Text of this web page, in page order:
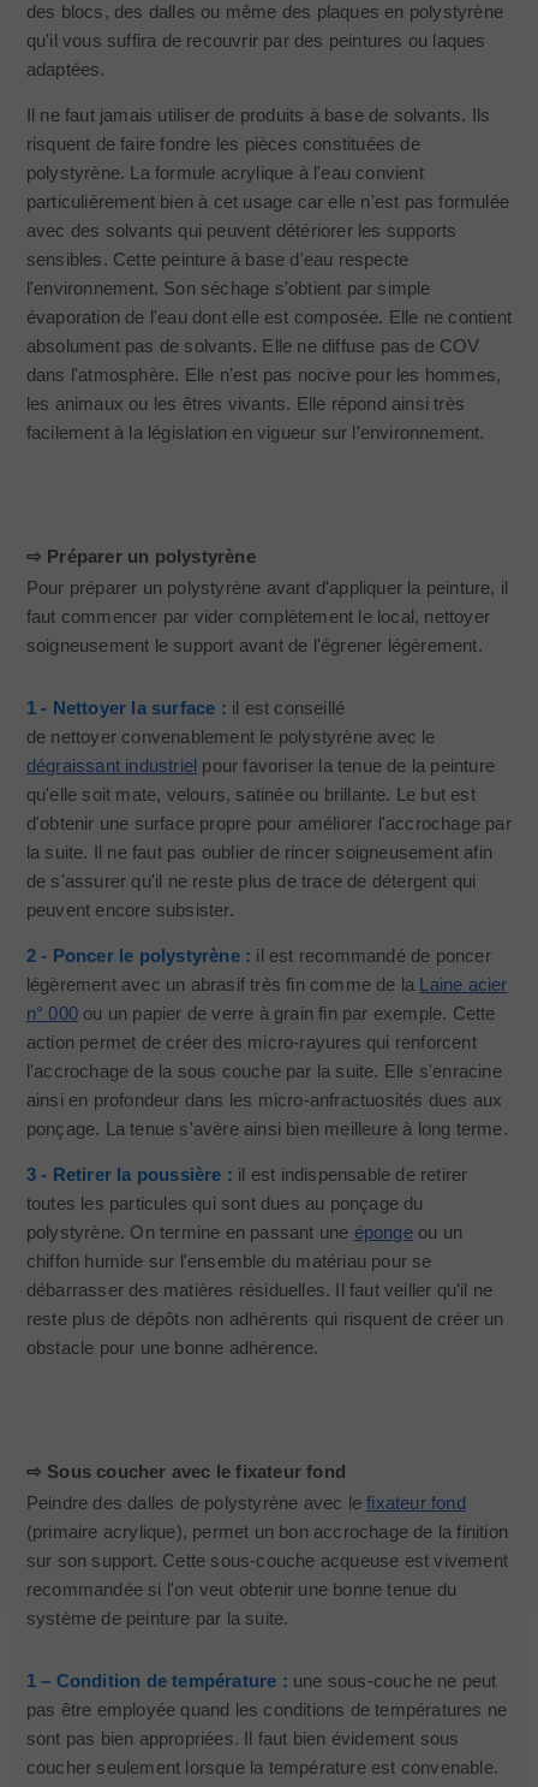
des blocs, des dalles ou même des plaques en polystyrène
qu'il vous suffira de recouvrir par des peintures ou laques
adaptées.
Il ne faut jamais utiliser de produits à base de solvants. Ils
risquent de faire fondre les pièces constituées de
polystyrène. La formule acrylique à l'eau convient
particulièrement bien à cet usage car elle n'est pas formulée
avec des solvants qui peuvent détériorer les supports
sensibles. Cette peinture à base d'eau respecte
l'environnement. Son séchage s'obtient par simple
évaporation de l'eau dont elle est composée. Elle ne contient
absolument pas de solvants. Elle ne diffuse pas de COV
dans l'atmosphère. Elle n'est pas nocive pour les hommes,
les animaux ou les êtres vivants. Elle répond ainsi très
facilement à la législation en vigueur sur l'environnement.
⇨ Préparer un polystyrène
Pour préparer un polystyrène avant d'appliquer la peinture, il
faut commencer par vider complètement le local, nettoyer
soigneusement le support avant de l'égrener légèrement.
1 - Nettoyer la surface : il est conseillé
de nettoyer convenablement le polystyrène avec le
dégraissant industriel pour favoriser la tenue de la peinture
qu'elle soit mate, velours, satinée ou brillante. Le but est
d'obtenir une surface propre pour améliorer l'accrochage par
la suite. Il ne faut pas oublier de rincer soigneusement afin
de s'assurer qu'il ne reste plus de trace de détergent qui
peuvent encore subsister.
2 - Poncer le polystyrène : il est recommandé de poncer
légèrement avec un abrasif très fin comme de la Laine acier
n° 000ou un papier de verre à grain fin par exemple. Cette
action permet de créer des micro-rayures qui renforcent
l'accrochage de la sous couche par la suite. Elle s'enracine
ainsi en profondeur dans les micro-anfractuosités dues aux
ponçage. La tenue s'avère ainsi bien meilleure à long terme.
3 - Retirer la poussière : il est indispensable de retirer
toutes les particules qui sont dues au ponçage du
polystyrène. On termine en passant une épongeou un
chiffon humide sur l'ensemble du matériau pour se
débarrasser des matières résiduelles. Il faut veiller qu'il ne
reste plus de dépôts non adhérents qui risquent de créer un
obstacle pour une bonne adhérence.
⇨ Sous coucher avec le fixateur fond
Peindre des dalles de polystyrène avec lefixateur fond
(primaire acrylique), permet un bon accrochage de la finition
sur son support. Cette sous-couche acqueuse est vivement
recommandée si l'on veut obtenir une bonne tenue du
système de peinture par la suite.
1 – Condition de température : une sous-couche ne peut
pas être employée quand les conditions de températures ne
sont pas bien appropriées. Il faut bien évidement sous
coucher seulement lorsque la température est convenable.